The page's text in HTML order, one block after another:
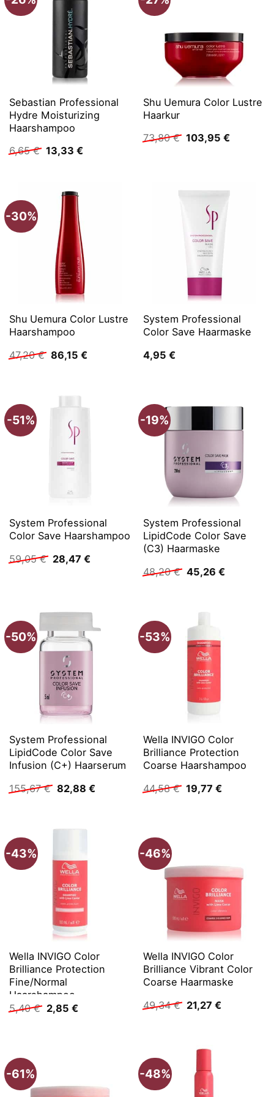
Sebastian Professional
Hydre Moisturizing
Haarshampoo
6,65€ Ursprünglicher
Preis
13,33 €Aktueller
Shu Uemura Color Lustre
Haarkur
73,80€ Ursprünglicher
Preis
103,95 €Aktueller
-30%
Shu Uemura Color Lustre
Haarshampoo
47,20€ Ursprünglicher
Preis
86,15 €Aktueller
System Professional
Color Save Haarmaske
4,95 €
-51%
System Professional
Color Save Haarshampoo
59,05€ Ursprünglicher
Preis
28,47 €Aktueller
-19%
System Professional
LipidCode Color Save
(C3) Haarmaske
48,20€ Ursprünglicher
Preis
45,26 €Aktueller
-50%
System Professional
LipidCode Color Save
Infusion (C+) Haarserum
155,67€ Ursprünglicher
Preis
82,88 €Aktueller
-53%
Wella INVIGO Color
Brilliance Protection
Coarse Haarshampoo
44,58€ Ursprünglicher
Preis
19,77 €Aktueller
-43%
Wella INVIGO Color
Brilliance Protection
Fine/Normal
Haarshampoo
5,40€ Ursprünglicher
Preis
2,85 €Aktueller
-46%
Wella INVIGO Color
Brilliance Vibrant Color
Coarse Haarmaske
49,34€ Ursprünglicher
Preis
21,27 €Aktueller
-61% -48%